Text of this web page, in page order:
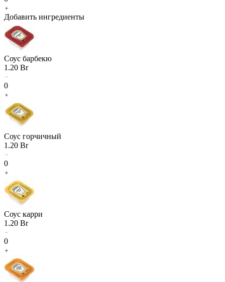
Добавить ингредиенты
Соус барбекю
1.20 Br
0
Соус горчичный
1.20 Br
0
Соус карри
1.20 Br
0